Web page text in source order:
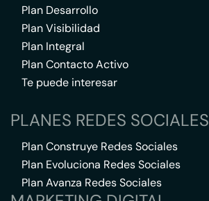
Plan Desarrollo
Plan Visibilidad
Plan Integral
Plan Contacto Activo
Te puede interesar
PLANES REDES SOCIALES
Plan Construye Redes Sociales
Plan Evoluciona Redes Sociales
Plan Avanza Redes Sociales